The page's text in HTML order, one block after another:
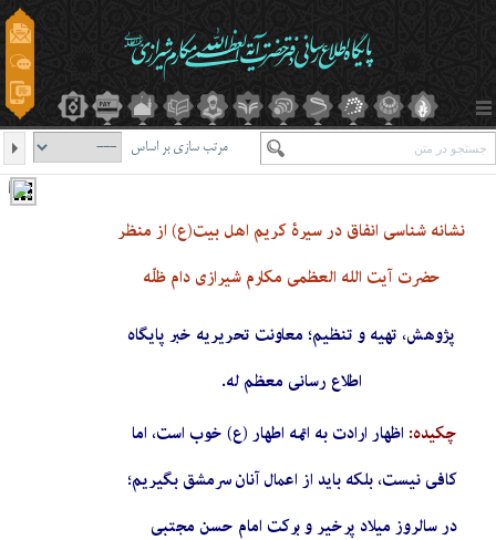
مرتب سازی بر اساس
نشانه شناسی انفاق در سیرۀ کریم اهل بیت(ع) از منظر
حضرت آیت الله العظمی مکارم شیرازی دام ظلّه
پژوهش، تهیه و تنظیم؛ معاونت تحریریه خبر پایگاه
اطلاع رسانی معظم له.
چکیده: اظهار ارادت به ائمه اطهار (ع) خوب است، اما
کافی نیست، بلکه باید از اعمال آنان سرمشق بگیریم؛
در سالروز میلاد پرخیر و برکت امام حسن مجتبی